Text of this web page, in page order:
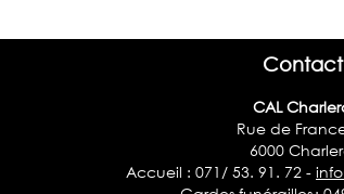
Contact
CAL
Rue de
6000
Accueil : 071/ 53. 91. 72 -